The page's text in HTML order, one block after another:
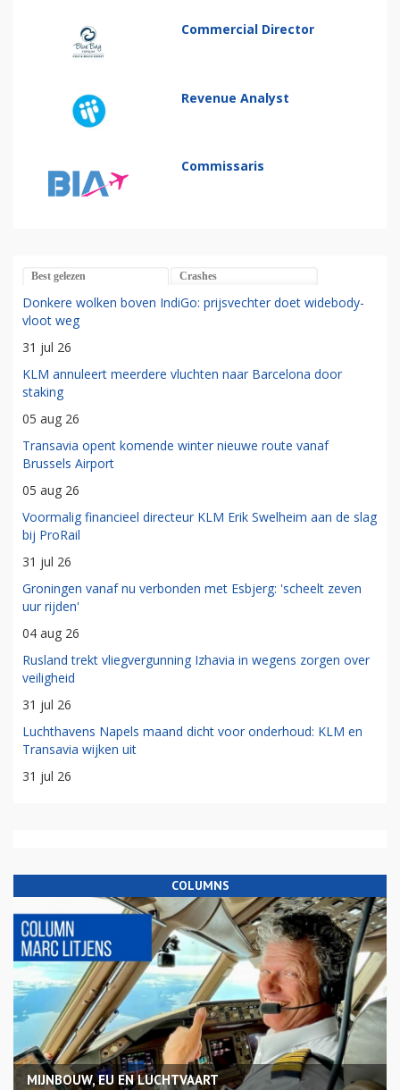
Commercial Director
Revenue Analyst
Commissaris
Best gelezen Crashes
Donkere wolken boven IndiGo: prijsvechter doet widebody-
vloot weg
31 jul 26
KLM annuleert meerdere vluchten naar Barcelona door
staking
05 aug 26
Transavia opent komende winter nieuwe route vanaf
Brussels Airport
05 aug 26
Voormalig financieel directeur KLM Erik Swelheim aan de slag
bij ProRail
31 jul 26
Groningen vanaf nu verbonden met Esbjerg: 'scheelt zeven
uur rijden'
04 aug 26
Rusland trekt vliegvergunning Izhavia in wegens zorgen over
veiligheid
31 jul 26
Luchthavens Napels maand dicht voor onderhoud: KLM en
Transavia wijken uit
31 jul 26
COLUMNS
MIJNBOUW, EU EN LUCHTVAART